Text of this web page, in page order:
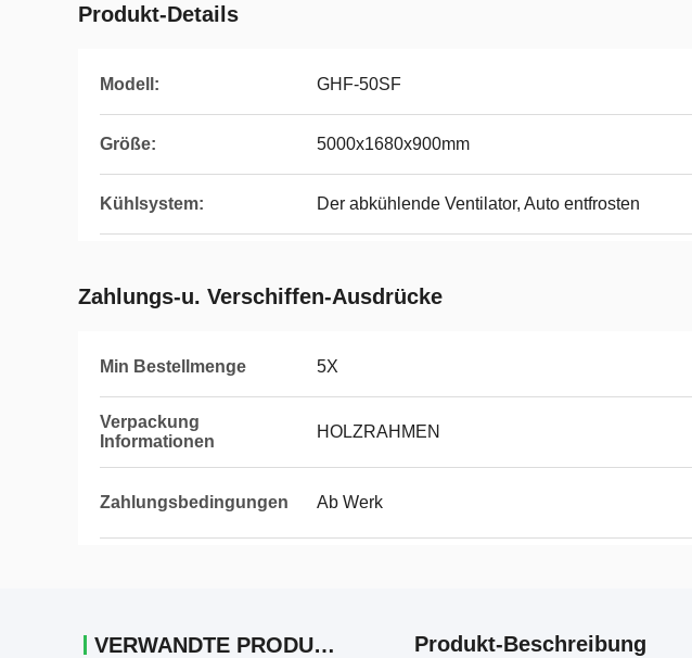
Produkt-Details
Modell: GHF-50SF
Größe: 5000x1680x900mm
Kühlsystem: Der abkühlende Ventilator, Auto entfrosten
Zahlungs-u. Verschiffen-Ausdrücke
Min Bestellmenge 5X
Verpackung
Informationen
HOLZRAHMEN
Zahlungsbedingungen Ab Werk
VERWANDTE PRODUKTE Produkt-Beschreibung